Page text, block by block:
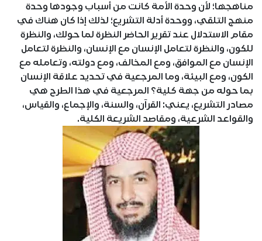
مناهجها؛ لأن وحدة الأمة كانت من أسباب وجودها وحدة
منهج التلقي، ووحدة أدلة التشريع؛ لذلك إذا كان هناك في
مقام الاستدلال عند تقرير الحاضر النظرة لما حولك، والنظرة
للكون، والنظرة لتعامل الإنسان مع الإنسان، والنظرة لتعامل
الإنسان مع الموافق، ومع المخالف، ومع دولته، وتعامله مع
الكون، ومع البيئة، وما المرجعية في تحديد علاقة الإنسان
بما حوله من جهة كلية؟ المرجعية في هذا الطرح هي
مصادر التشريع، يعني: القرآن، والسنة، والإجماع، والقياس،
والقواعد الشرعية، ومقاصد الشريعة الكلية.